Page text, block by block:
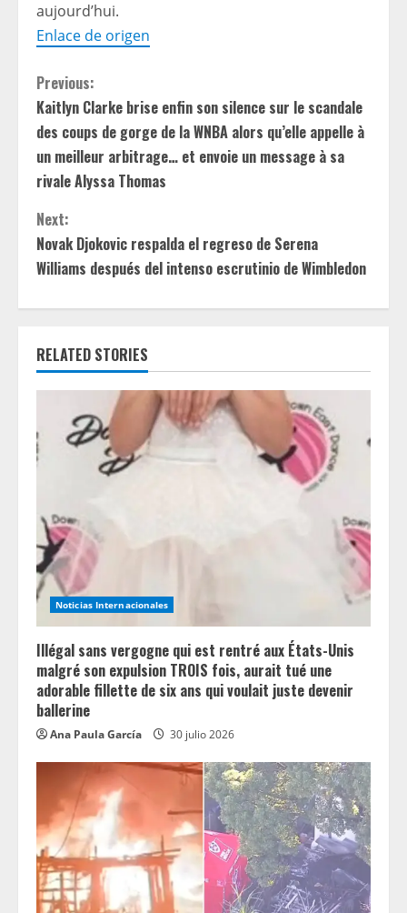
aujourd’hui.
Enlace de origen
C
o
n
t
i
n
u
e
R
e
a
d
i
n
g
Previous:
Kaitlyn Clarke brise enfin son silence sur le scandale
des coups de gorge de la WNBA alors qu’elle appelle à
un meilleur arbitrage… et envoie un message à sa
rivale Alyssa Thomas
Next:
Novak Djokovic respalda el regreso de Serena
Williams después del intenso escrutinio de Wimbledon
RELATED STORIES
Noticias Internacionales
Illégal sans vergogne qui est rentré aux États-Unis
malgré son expulsion TROIS fois, aurait tué une
adorable fillette de six ans qui voulait juste devenir
ballerine
Ana Paula García 30 julio 2026